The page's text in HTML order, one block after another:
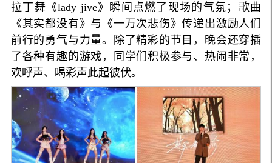
拉丁舞《lady jive》瞬间点燃了现场的气氛；歌曲
《其实都没有》与《一万次悲伤》传递出激励人们
前行的勇气与力量。除了精彩的节目，晚会还穿插
了各种有趣的游戏，同学们积极参与、热闹非常，
欢呼声、喝彩声此起彼伏。